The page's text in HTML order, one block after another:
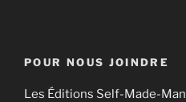
POUR NOUS JOINDRE
Les Éditions Self-Made-Man